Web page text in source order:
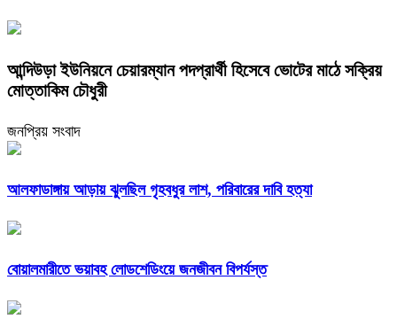
আন্দিউড়া ইউনিয়নে চেয়ারম্যান পদপ্রার্থী হিসেবে ভোটের মাঠে সক্রিয়
মোত্তাকিম চৌধুরী
জনপ্রিয় সংবাদ
আলফাডাঙ্গায় আড়ায় ঝুলছিল গৃহবধুর লাশ, পরিবারের দাবি হত্যা
বোয়ালমারীতে ভয়াবহ লোডশেডিংয়ে জনজীবন বিপর্যস্ত